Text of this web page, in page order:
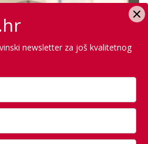
newsletter za još kvalitetnog